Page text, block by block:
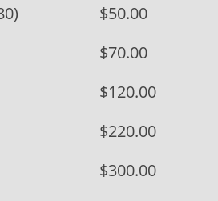
$50.00
$70.00
$120.00
$220.00
$300.00